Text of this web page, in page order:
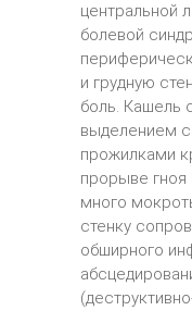
центральной
болевой
и грудную
боль. Кашель
выделением
прожилками
прорыве
много
стенку
обширного